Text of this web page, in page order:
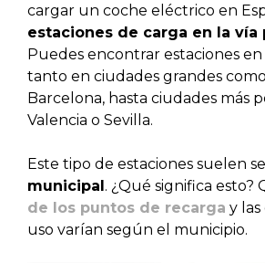
cargar un coche eléctrico en
estaciones de carga en la vía
Puedes encontrar estaciones
tanto en ciudades grandes
Barcelona, hasta ciudades más
Valencia o Sevilla.
Este tipo de estaciones suelen
municipal. ¿Qué significa esto?
de los puntos de recarga y
uso varían según el municipio.